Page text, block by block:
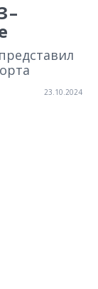
–
23.10.2024